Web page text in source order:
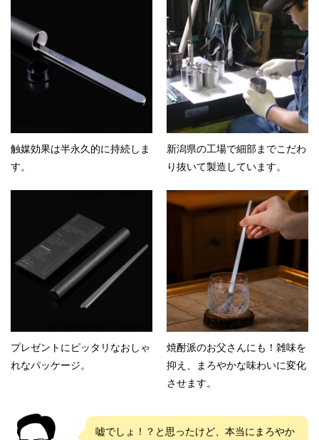
触媒効果は半永久的に持続しま
す。
新潟県の工場で細部までこだわ
り抜いて製造しています。
プレゼントにピッタリなおしゃ
れなパッケージ。
焼酎派のお父さんにも！雑味を
抑え、まろやかな味わいに変化
させます。
嘘でしょ！？と思ったけど、本当にまろやか